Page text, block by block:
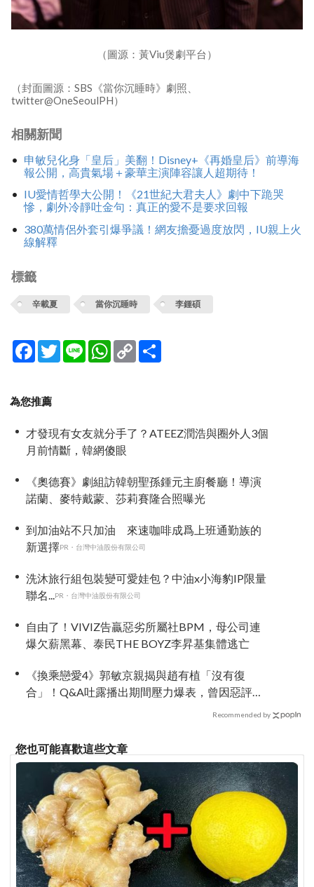
（圖源：黃Viu煲劇平台）
（封面圖源：SBS《當你沉睡時》劇照、
twitter@OneSeoulPH）
相關新聞
申敏兒化身「皇后」美翻！Disney+《再婚皇后》前導海
報公開，高貴氣場＋豪華主演陣容讓人超期待！
IU愛情哲學大公開！《21世紀大君夫人》劇中下跪哭
慘，劇外冷靜吐金句：真正的愛不是要求回報
380萬情侶外套引爆爭議！網友擔憂過度放閃，IU親上火
線解釋
標籤
辛載夏 當你沉睡時 李鍾碩
Facebook
TwitterLine WhatsApp
Copy
Link
為您推薦
才發現有女友就分手了？ATEEZ潤浩與圈外人3個
月前情斷，韓網傻眼
《奧德賽》劇組訪韓朝聖孫鍾元主廚餐廳！導演
諾蘭、麥特戴蒙、莎莉賽隆合照曝光
到加油站不只加油 來速咖啡成爲上班通勤族的
新選擇PR・台灣中油股份有限公司
洗沐旅行組包裝變可愛娃包？中油x小海豹IP限量
聯名...PR・台灣中油股份有限公司
自由了！VIVIZ告贏惡劣所屬社BPM，母公司連
爆欠薪黑幕、泰民THE BOYZ李昇基集體逃亡
《換乘戀愛4》郭敏京親揭與趙有植「沒有復
合」！Q&A吐露播出期間壓力爆表，曾因惡評失
Recommended by
您也可能喜歡這些文章